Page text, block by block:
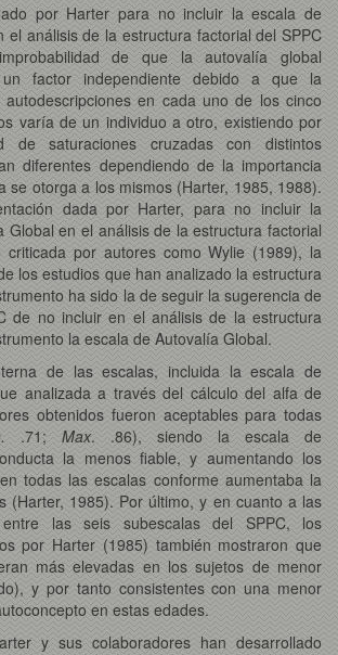
por Harter para no incluir la escala de
el análisis de la estructura factorial del SPPC
de que la autovalía global
factor independiente debido a que la
en cada uno de los cinco
varía de un individuo a otro, existiendo por
de saturaciones cruzadas con distintos
diferentes dependiendo de la importancia
se otorga a los mismos (Harter, 1985, 1988).
dada por Harter, para no incluir la
Global en el análisis de la estructura factorial
criticada por autores como Wylie (1989), la
los estudios que han analizado la estructura
ha sido la de seguir la sugerencia de
de no incluir en el análisis de la estructura
la escala de Autovalía Global.
de las escalas, incluida la escala de
analizada a través del cálculo del alfa de
obtenidos fueron aceptables para todas
.71; Max. .86), siendo la escala de
la menos fiable, y aumentando los
todas las escalas conforme aumentaba la
(Harter, 1985). Por último, y en cuanto a las
entre las seis subescalas del SPPC, los
por Harter (1985) también mostraron que
más elevadas en los sujetos de menor
y por tanto consistentes con una menor
en estas edades.
y sus colaboradores han desarrollado